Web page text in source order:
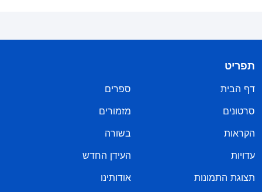
תפריט
דף הבית
ספרים
סרטונים
מזמורים
הקראות
בשורה
עדויות
העידן החדש
תצוגת התמונות
אודותינו